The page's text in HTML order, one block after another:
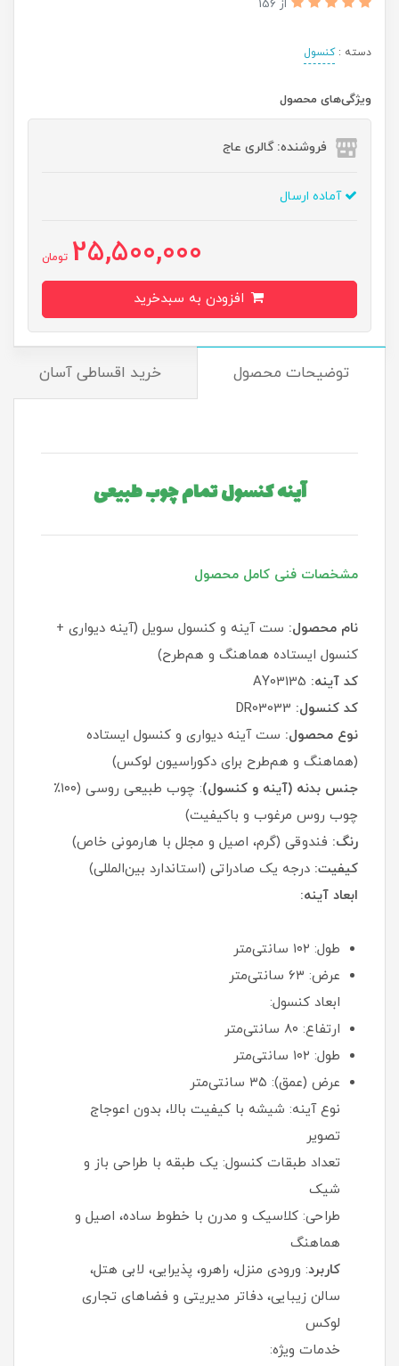
از 156
دسته :کنسول
ویژگی‌های محصول
فروشنده: گالری عاج
آماده ارسال
25,500,000 تومان
توضیحات محصول خرید اقساطی آسان
آینه کنسول تمام چوب طبیعی
مشخصات فنی کامل محصول
نام محصول: ست آینه و کنسول سویل (آینه دیواری +
کنسول ایستاده هماهنگ و هم‌طرح)
کد آینه:
کد کنسول: DR03033
نوع محصول: ست آینه دیواری و کنسول ایستاده
(هماهنگ و هم‌طرح برای دکوراسیون لوکس)
جنس بدنه (آینه و کنسول)
: چوب طبیعی روسی (۱۰۰٪
چوب روس مرغوب و باکیفیت)
رنگ: فندوقی (گرم، اصیل و مجلل با هارمونی خاص)
کیفیت: درجه یک صادراتی (استاندارد بین‌المللی)
ابعاد آینه:
طول: ۱۰۲ سانتی‌متر
عرض: ۶۳ سانتی‌متر
ابعاد کنسول:
ارتفاع: ۸۰ سانتی‌متر
طول: ۱۰۲ سانتی‌متر
عرض (عمق): ۳۵ سانتی‌متر
نوع آینه: شیشه با کیفیت بالا، بدون اعوجاج
تصویر
تعداد طبقات کنسول: یک طبقه با طراحی باز و
شیک
طراحی: کلاسیک و مدرن با خطوط ساده، اصیل و
هماهنگ
کاربرد: ورودی منزل، راهرو، پذیرایی، لابی هتل،
سالن زیبایی، دفاتر مدیریتی و فضاهای تجاری
لوکس
خدمات ویژه: